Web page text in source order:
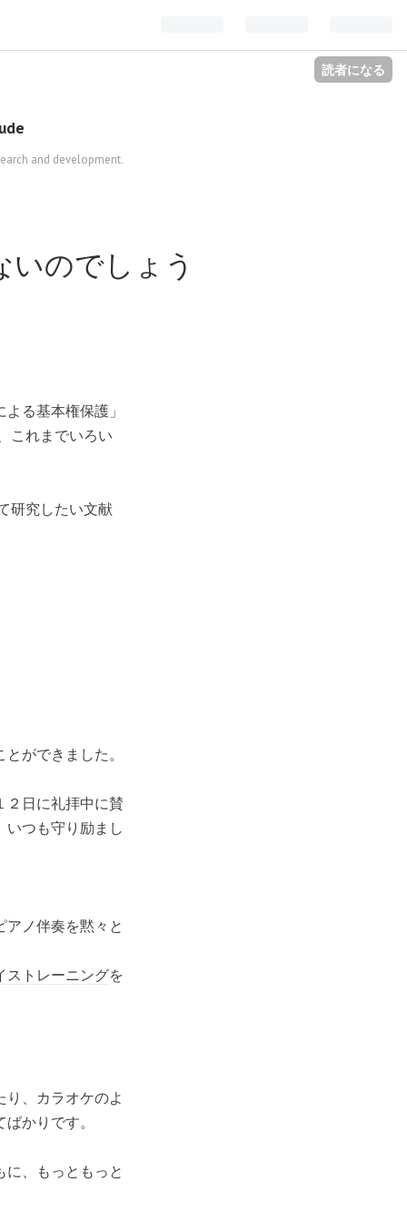
読者になる
and development.
いのでしょう
る基本権保護」
これまでいろい
研究したい文献
ができました。
２日に礼拝中に賛
いつも守り励まし
アノ伴奏を黙々と
ストレーニングを
、カラオケのよ
かりです。
に、もっともっと